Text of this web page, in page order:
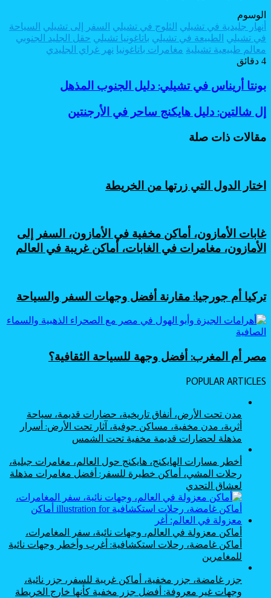
الوسوم
أنهار جليدية في تشيلي
الثلوج في تشيلي السفر إلى تشيلي
السياحة
في تشيلي
الطبيعة في تشيلي باتاغونيا تشيلي حقل الجليد الجنوبي
معالم طبيعية تشيلية مغامرات باتاغونيا نهر غراي الجليدي
4 دقائق
بونتا
أريناس
في
تشيلي:
دليل
الجنوب
بونتا أريناس في تشيلي: دليل الجنوب المذهل
إل
شالتين:
دليل
هايكنج
الأرجنتين
إل شالتين: دليل هايكنج ساحر في الأرجنتين
مقالات ذات صلة
اختار الدول التي زرتها من الخريطة
غابات الأمازون، أماكن مخفية في الأمازون، السفر إلى
الأمازون، مغامرات في الغابات، أماكن غريبة في العالم
تركيا أم جورجيا: مقارنة أفضل وجهات السفر والسياحة
مصر أم المغرب: أفضل وجهة للسياحة الثقافية؟
POPULAR ARTICLES
مدن تحت الأرض، أنفاق تاريخية، حضارات قديمة، سياحة
أثرية، مدن مخفية، مساكن جوفية، آثار تحت الأرض: أسرار
مذهلة لحضارات قديمة مخفية تحت الشمس
أخطر مسارات الهايكنج، هايكنج حول العالم، مغامرات جبلية،
رحلات المشي، أماكن خطيرة للسفر: أفضل مغامرات مذهلة
لعشاق التحدي
أماكن معزولة في العالم، وجهات نائية، سفر المغامرات،
أماكن غامضة، رحلات استكشافية: أغرب وأخطر وجهات نائية
للمغامرين
جزر غامضة، جزر مخفية، أماكن غريبة للسفر، جزر نائية،
وجهات غير معروفة: أفضل جزر مخفية كأنها خارج الخريطة